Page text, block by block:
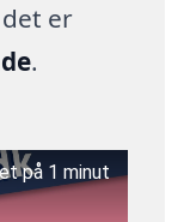
er
.
på 1 minut